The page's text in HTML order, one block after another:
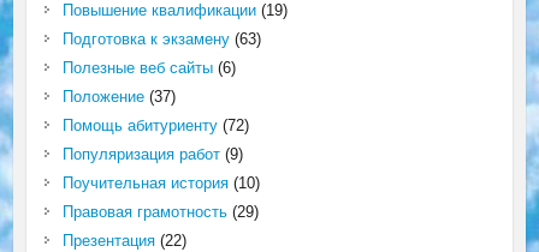
Повышение квалификации(19)
Подготовка к экзамену(63)
Полезные веб сайты(6)
Положение(37)
Помощь абитуриенту(72)
Популяризация работ(9)
Поучительная история(10)
Правовая грамотность(29)
Презентация(22)